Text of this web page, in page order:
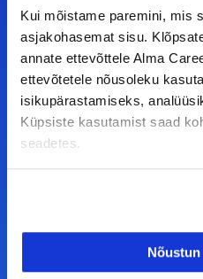
Kui mõistame paremini, mis
asjakohasemat sisu.
annate ettevõttele Alma
ettevõtetele nõusoleku
isikupärastamiseks,
Küpsiste kasutamist saad
seadetes.
F
a
c
e
b
o
-
I
n
s
t
a
r
m
© Alma Career Estonia
Aktiveeri